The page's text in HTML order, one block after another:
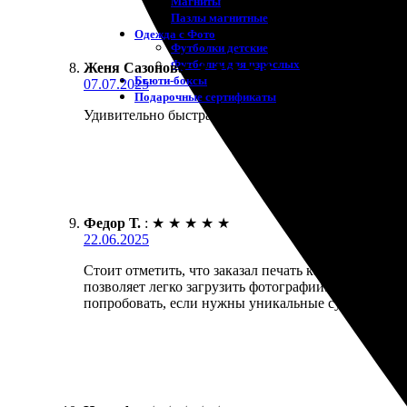
Пазлы магнитные
Одежда с Фото
Футболки детские
Футболки для взрослых
Бьюти-боксы
Подарочные сертификаты
Женя Сазонова : ★ ★ ★ ★ ★
07.07.2025
Удивительно быстрая доставка! Качественная
Федор Т. : ★ ★ ★ ★ ★
22.06.2025
Стоит отметить, что заказал печать календарей
позволяет легко загрузить фотографии. Процесс
попробовать, если нужны уникальные сувениры.